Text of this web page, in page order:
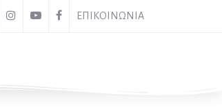
ΕΠΙΚΟΙΝΩΝΙΑ